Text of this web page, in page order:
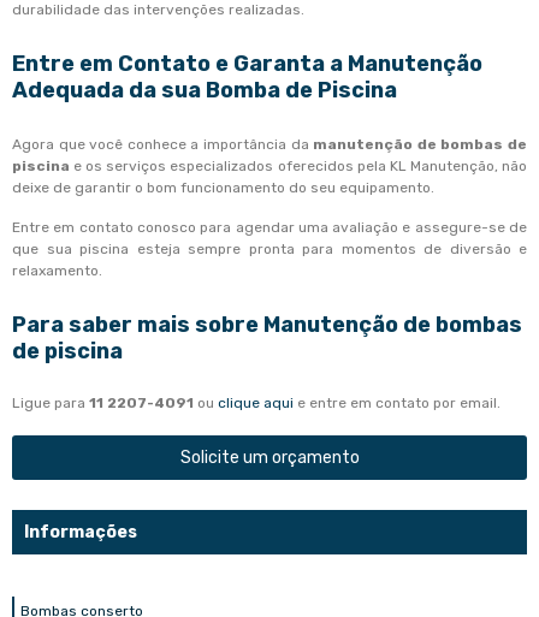
durabilidade das intervenções realizadas.
Entre em Contato e Garanta a Manutenção
Adequada da sua Bomba de Piscina
Agora que você conhece a importância da manutenção de bombas de
piscina e os serviços especializados oferecidos pela KL Manutenção, não
deixe de garantir o bom funcionamento do seu equipamento.
Entre em contato conosco para agendar uma avaliação e assegure-se de
que sua piscina esteja sempre pronta para momentos de diversão e
relaxamento.
Para saber mais sobre Manutenção de bombas
de piscina
Ligue para 11 2207-4091 ou clique aqui e entre em contato por email.
Solicite um orçamento
Informações
Bombas conserto